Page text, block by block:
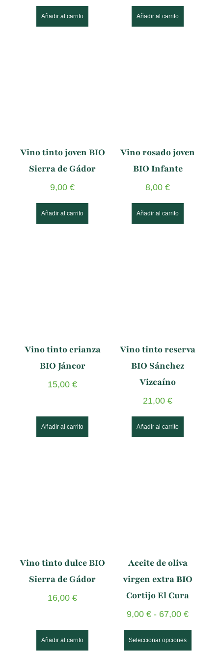
Añadir al carrito Añadir al carrito
Vino tinto joven BIO
Sierra de Gádor
9,00 €
Añadir al carrito
Vino rosado joven
BIO Infante
8,00 €
Añadir al carrito
Vino tinto crianza
BIO Jáncor
15,00 €
Añadir al carrito
Vino tinto reserva
BIO Sánchez
Vizcaíno
21,00 €
Añadir al carrito
Vino tinto dulce BIO
Sierra de Gádor
16,00 €
Añadir al carrito
Aceite de oliva
virgen extra BIO
Cortijo El Cura
9,00 € - 67,00 €
Seleccionar opciones